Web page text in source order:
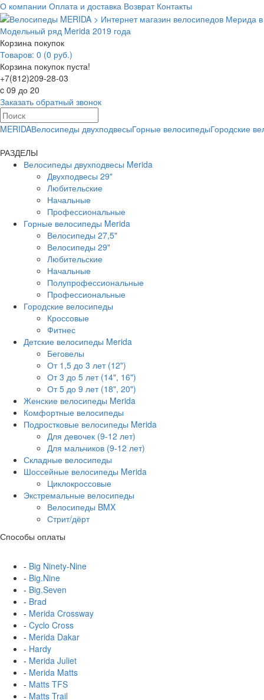
О компании Оплата и доставка Возврат Контакты
Модельный ряд Merida 2019 года
Корзина покупок
Товаров: 0 (0 руб.)
Корзина покупок пуста!
+7(812)209-28-03
c 09 до 20
Заказать обратный звонок
MERIDAВелосипеды двухподвесыГорные велосипедыГородские
РАЗДЕЛЫ
Велосипеды двухподвесы Merida
Двухподвесы 29"
Любительские
Начальные
Профессиональные
Горные велосипеды Merida
Велосипеды 27,5"
Велосипеды 29"
Любительские
Начальные
Полупрофессиональные
Профессиональные
Городские велосипеды
Кроссовые
Фитнес
Детские велосипеды Merida
Беговелы
От 1,5 до 3 лет (12")
От 3 до 5 лет (14", 16")
От 5 до 9 лет (18", 20")
Женские велосипеды Merida
Комфортные велосипеды
Подростковые велосипеды Merida
Для девочек (9-12 лет)
Для мальчиков (9-12 лет)
Складные велосипеды
Шоссейные велосипеды Merida
Циклокроссовые
Экстремальные велосипеды
Велосипеды BMX
Стрит/дёрт
Способы оплаты
- Big Ninety-Nine
- Big.Nine
- Big.Seven
- Brad
- Merida Crossway
- Cyclo Cross
- Merida Dakar
- Hardy
- Merida Juliet
- Merida Matts
- Matts TFS
- Matts Trail